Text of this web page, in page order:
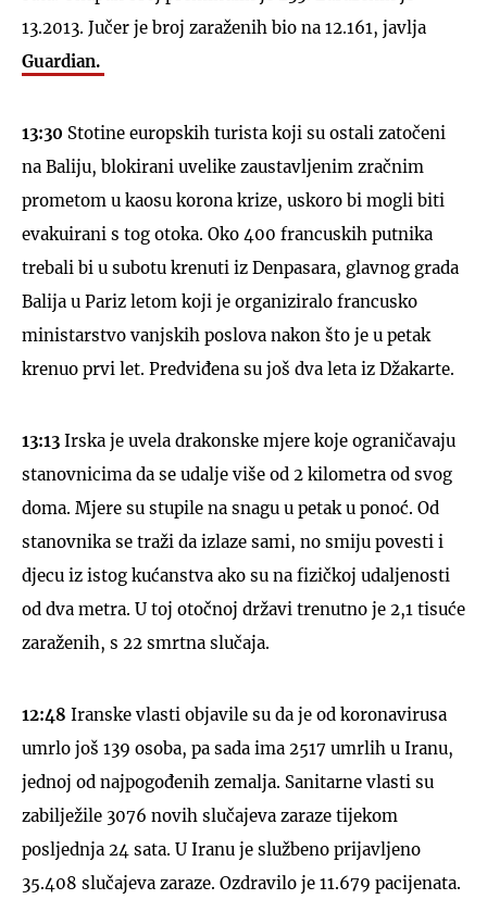
13.2013. Jučer je broj zaraženih bio na 12.161, javlja
Guardian.
13:30 Stotine europskih turista koji su ostali zatočeni
na Baliju, blokirani uvelike zaustavljenim zračnim
prometom u kaosu korona krize, uskoro bi mogli biti
evakuirani s tog otoka. Oko 400 francuskih putnika
trebali bi u subotu krenuti iz Denpasara, glavnog grada
Balija u Pariz letom koji je organiziralo francusko
ministarstvo vanjskih poslova nakon što je u petak
krenuo prvi let. Predviđena su još dva leta iz Džakarte.
13:13 Irska je uvela drakonske mjere koje ograničavaju
stanovnicima da se udalje više od 2 kilometra od svog
doma. Mjere su stupile na snagu u petak u ponoć. Od
stanovnika se traži da izlaze sami, no smiju povesti i
djecu iz istog kućanstva ako su na fizičkoj udaljenosti
od dva metra. U toj otočnoj državi trenutno je 2,1 tisuće
zaraženih, s 22 smrtna slučaja.
12:48 Iranske vlasti objavile su da je od koronavirusa
umrlo još 139 osoba, pa sada ima 2517 umrlih u Iranu,
jednoj od najpogođenih zemalja. Sanitarne vlasti su
zabilježile 3076 novih slučajeva zaraze tijekom
posljednja 24 sata. U Iranu je službeno prijavljeno
35.408 slučajeva zaraze. Ozdravilo je 11.679 pacijenata.